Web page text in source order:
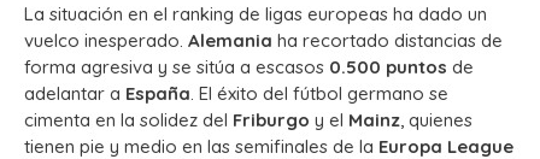
La situación en el ranking de ligas europeas ha dado un
vuelco inesperado. Alemania ha recortado distancias de
forma agresiva y se sitúa a escasos 0.500 puntos de
adelantar a España . El éxito del fútbol germano se
cimenta en la solidez del Friburgo y el Mainz , quienes
tienen pie y medio en las semifinales de la Europa League